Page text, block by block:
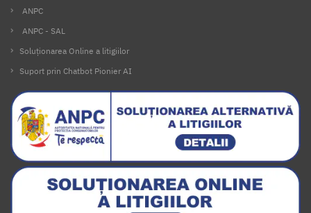
ANPC
ANPC - SAL
Soluționarea Online a litigiilor
Suport prin Chatbot Pionier AI